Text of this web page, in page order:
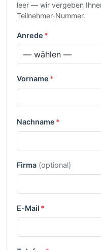
leer — wir vergeben
Teilnehmer-Nummer.
Anrede *
Vorname *
Nachname *
Firma (optional)
E-Mail *